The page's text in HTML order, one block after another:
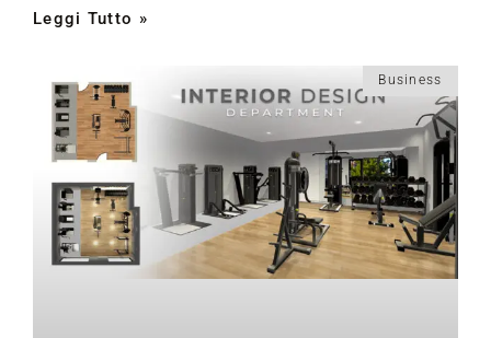
Leggi Tutto »
Business